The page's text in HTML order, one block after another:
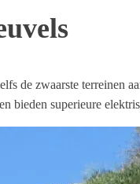
de zwaarste
bieden superieure